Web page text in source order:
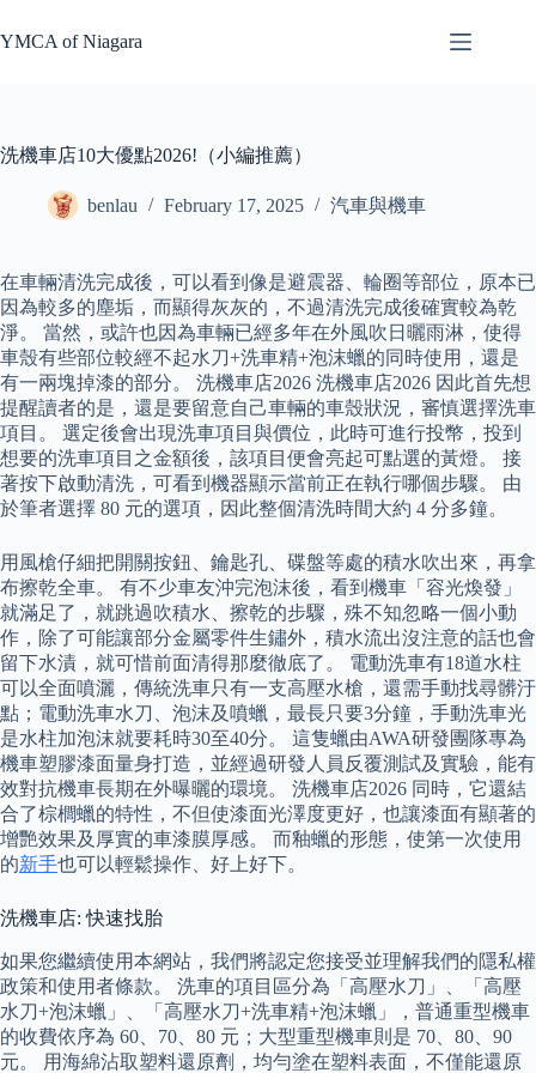
to
content
YMCA of Niagara
洗機車店10大優點2026!（小編推薦）
benlau February 17, 2025 汽車與機車
在車輛清洗完成後，可以看到像是避震器、輪圈等部位，原本已
因為較多的塵垢，而顯得灰灰的，不過清洗完成後確實較為乾
淨。 當然，或許也因為車輛已經多年在外風吹日曬雨淋，使得
車殼有些部位較經不起水刀+洗車精+泡沫蠟的同時使用，還是
有一兩塊掉漆的部分。 洗機車店2026 洗機車店2026 因此首先想
提醒讀者的是，還是要留意自己車輛的車殼狀況，審慎選擇洗車
項目。 選定後會出現洗車項目與價位，此時可進行投幣，投到
想要的洗車項目之金額後，該項目便會亮起可點選的黃燈。 接
著按下啟動清洗，可看到機器顯示當前正在執行哪個步驟。 由
於筆者選擇 80 元的選項，因此整個清洗時間大約 4 分多鐘。
用風槍仔細把開關按鈕、鑰匙孔、碟盤等處的積水吹出來，再拿
布擦乾全車。 有不少車友沖完泡沫後，看到機車「容光煥發」
就滿足了，就跳過吹積水、擦乾的步驟，殊不知忽略一個小動
作，除了可能讓部分金屬零件生鏽外，積水流出沒注意的話也會
留下水漬，就可惜前面清得那麼徹底了。 電動洗車有18道水柱
可以全面噴灑，傳統洗車只有一支高壓水槍，還需手動找尋髒汙
點；電動洗車水刀、泡沫及噴蠟，最長只要3分鐘，手動洗車光
是水柱加泡沫就要耗時30至40分。 這隻蠟由AWA研發團隊專為
機車塑膠漆面量身打造，並經過研發人員反覆測試及實驗，能有
效對抗機車長期在外曝曬的環境。 洗機車店2026 同時，它還結
合了棕櫚蠟的特性，不但使漆面光澤度更好，也讓漆面有顯著的
增艷效果及厚實的車漆膜厚感。 而釉蠟的形態，使第一次使用
的新手也可以輕鬆操作、好上好下。
洗機車店: 快速找胎
如果您繼續使用本網站，我們將認定您接受並理解我們的隱私權
政策和使用者條款。 洗車的項目區分為「高壓水刀」、「高壓
水刀+泡沫蠟」、「高壓水刀+洗車精+泡沫蠟」，普通重型機車
的收費依序為 60、70、80 元；大型重型機車則是 70、80、90
元。 用海綿沾取塑料還原劑，均勻塗在塑料表面，不僅能還原